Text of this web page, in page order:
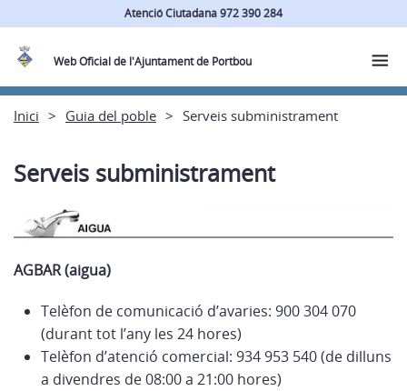
Atenció Ciutadana 972 390 284
Web Oficial de l'Ajuntament de Portbou
Inici Guia del poble Serveis subministrament
Serveis subministrament
AGBAR (aigua)
Telèfon de comunicació d’avaries: 900 304 070
(durant tot l’any les 24 hores)
Telèfon d’atenció comercial: 934 953 540 (de dilluns
a divendres de 08:00 a 21:00 hores)